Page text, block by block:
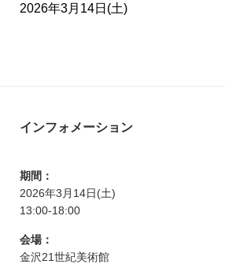
2026年3月14日(土)
インフォメーション
期間：
2026年3月14日(土)
13:00-18:00
会場：
金沢21世紀美術館